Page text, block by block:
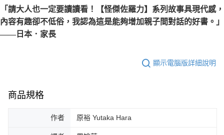
「請大人也一定要讀讀看！【怪傑佐羅力】系列故事具現代感，
內容有趣卻不低俗，我認為這是能夠增加親子間對話的好書。」
——日本．家長
顯示電腦版詳細說明
商品規格
作者 原裕 Yutaka Hara